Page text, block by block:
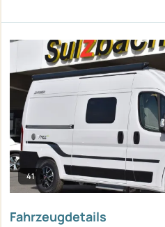
41
Fahrzeugdetails